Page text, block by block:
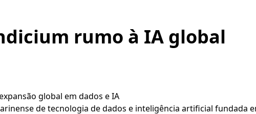
rumo à IA global
global em dados e IA
de tecnologia de dados e inteligência artificial fundada